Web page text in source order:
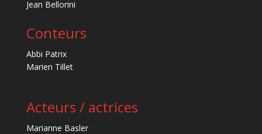
Jean Bellorini
Conteurs
Abbi Patrix
Marien Tillet
Acteurs / actrices
Marianne Basler